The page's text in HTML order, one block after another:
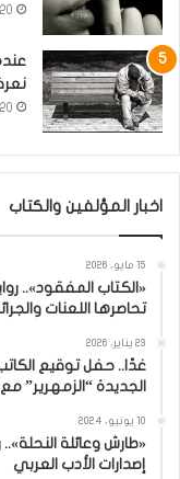
20 نوفمبر، 2018
20 نوفمبر، 2018
اخبار المؤلفين والكتاب
15 مايو، 2026
«الكتاب المفقود»..
تحاصرها اللعنات
23 يناير، 2026
غدًا.. حفل توقيع
الجديدة “الزمهرير” مع خصم 50٪ على
10 يونيو، 2024
«طارش وعائلة
إصدارات الأدب العربي